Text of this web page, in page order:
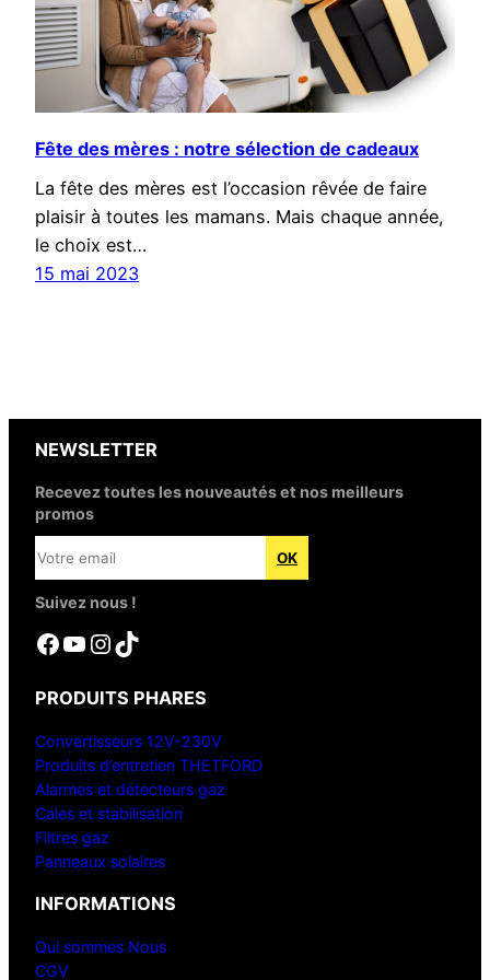
Fête des mères : notre sélection de cadeaux
La fête des mères est l’occasion rêvée de faire
plaisir à toutes les mamans. Mais chaque année,
le choix est…
15 mai 2023
NEWSLETTER
Recevez toutes les nouveautés et nos meilleurs
promos
Suivez nous !
Facebook YouTube InstagramTikTok
PRODUITS PHARES
Convertisseurs 12V-230V
Produits d’entretien THETFORD
Alarmes et détecteurs gaz
Cales et stabilisation
Filtres gaz
Panneaux solaires
INFORMATIONS
Qui sommes Nous
CGV